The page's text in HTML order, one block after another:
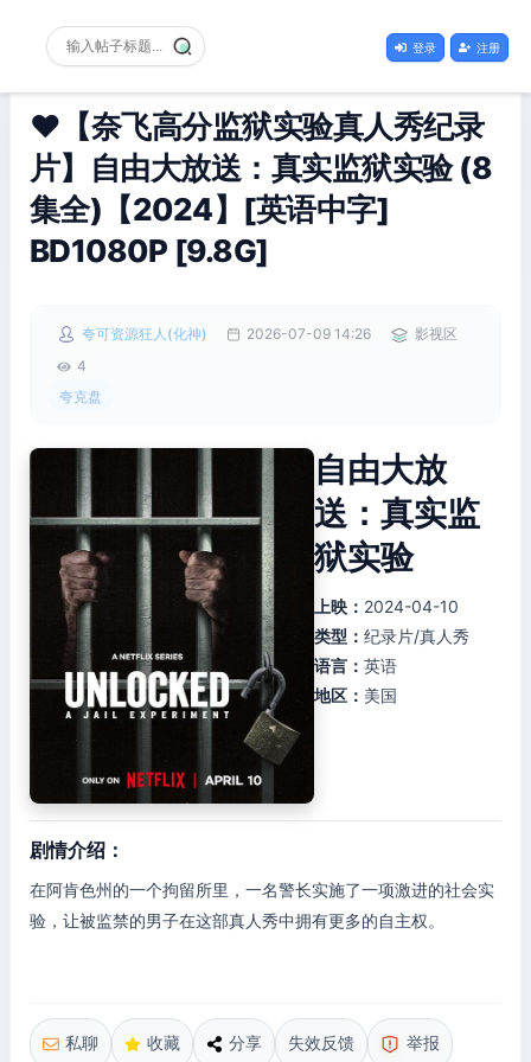
登录 注册
❤️【奈飞高分监狱实验‌真人秀纪录
片】自由大放送：真实监狱实验 (8
集全)【2024】[英语中字]
BD1080P [9.8G]
夸可资源狂人(化神) 2026-07-09 14:26
影视区
4
夸克盘
自由大放
送：真实监
狱实验
上映： 2024-04-10
类型： 纪录片/真人秀
语言： 英语
地区： 美国
剧情介绍：
在阿肯色州的一个拘留所里，一名警长实施了一项激进的社会实
验，让被监禁的男子在这部真人秀中拥有更多的自主权。
私聊 收藏 分享 失效反馈 举报